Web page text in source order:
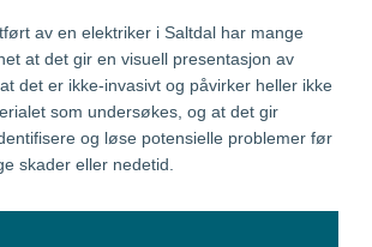
av en elektriker i Saltdal har mange
at det gir en visuell presentasjon av
det er ikke-invasivt og påvirker heller ikke
som undersøkes, og at det gir
og løse potensielle problemer før
skader eller nedetid.